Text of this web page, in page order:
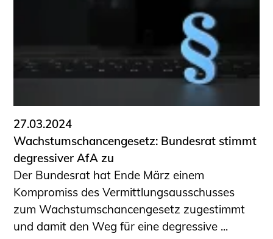
27.03.2024
Wachstumschancengesetz: Bundesrat stimmt
degressiver AfA zu
Der Bundesrat hat Ende März einem
Kompromiss des Vermittlungsausschusses
zum Wachstumschancengesetz zugestimmt
und damit den Weg für eine degressive ...